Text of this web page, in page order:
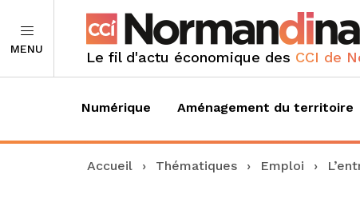
MENU Le fil d'actu économique des CCI de
Numérique Aménagement du territoire
Accueil › Thématiques › Emploi ›